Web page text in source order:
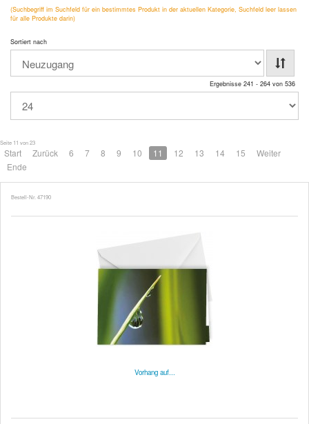
(Suchbegriff im Suchfeld für ein bestimmtes Produkt in der aktuellen Kategorie, Suchfeld leer lassen
für alle Produkte darin)
Sortiert nach
Ergebnisse 241 - 264 von 536
Seite 11 von 23
Start Zurück 6 7 8 9 10 11 12 13 14 15
Weiter
Ende
Bestell-Nr. 47190
Vorhang auf...